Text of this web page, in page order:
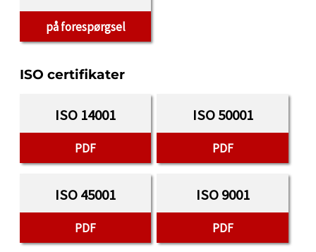
på forespørgsel
ISO certifikater
ISO 14001
PDF
ISO 50001
PDF
ISO 45001
PDF
ISO 9001
PDF